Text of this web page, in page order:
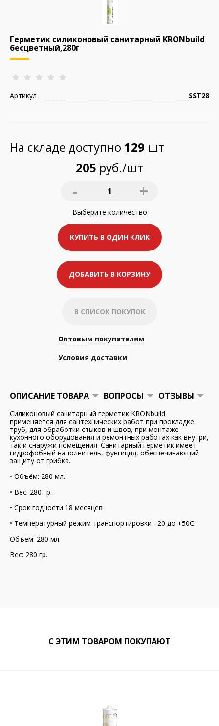
Герметик силиконовый санитарный KRONbuild
бесцветный,280г
Артикул SST28
На складе доступно 129 шт
205 руб./шт
- 1 +
Выберите количество
КУПИТЬ В ОДИН КЛИК
ДОБАВИТЬ В КОРЗИНУ
В СПИСОК ПОКУПОК
Оптовым покупателям
Условия доставки
ОПИСАНИЕ ТОВАРА ВОПРОСЫ ОТЗЫВЫ
Силиконовый санитарный герметик KRONbuild
применяется для сантехнических работ при прокладке
труб, для обработки стыков и швов, при монтаже
кухонного оборудования и ремонтных работах как внутри,
так и снаружи помещения. Санитарный герметик имеет
гидрофобный наполнитель, фунгицид, обеспечивающий
защиту от грибка.
• Объём: 280 мл.
• Вес: 280 гр.
• Срок годности 18 месяцев
• Температурный режим транспортировки –20 до +50С.
Объём: 280 мл.
Вес: 280 гр.
С ЭТИМ ТОВАРОМ ПОКУПАЮТ